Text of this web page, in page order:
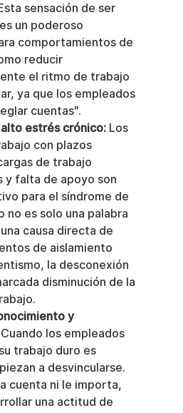
sensación de ser
un poderoso
comportamientos de
reducir
el ritmo de trabajo
ya que los empleados
cuentas".
estrés crónico: Los
con plazos
de trabajo
y falta de apoyo son
para el síndrome de
no es solo una palabra
causa directa de
de aislamiento
la desconexión
disminución de la
y
los empleados
trabajo duro es
a desvincularse.
cuenta ni le importa,
una actitud de